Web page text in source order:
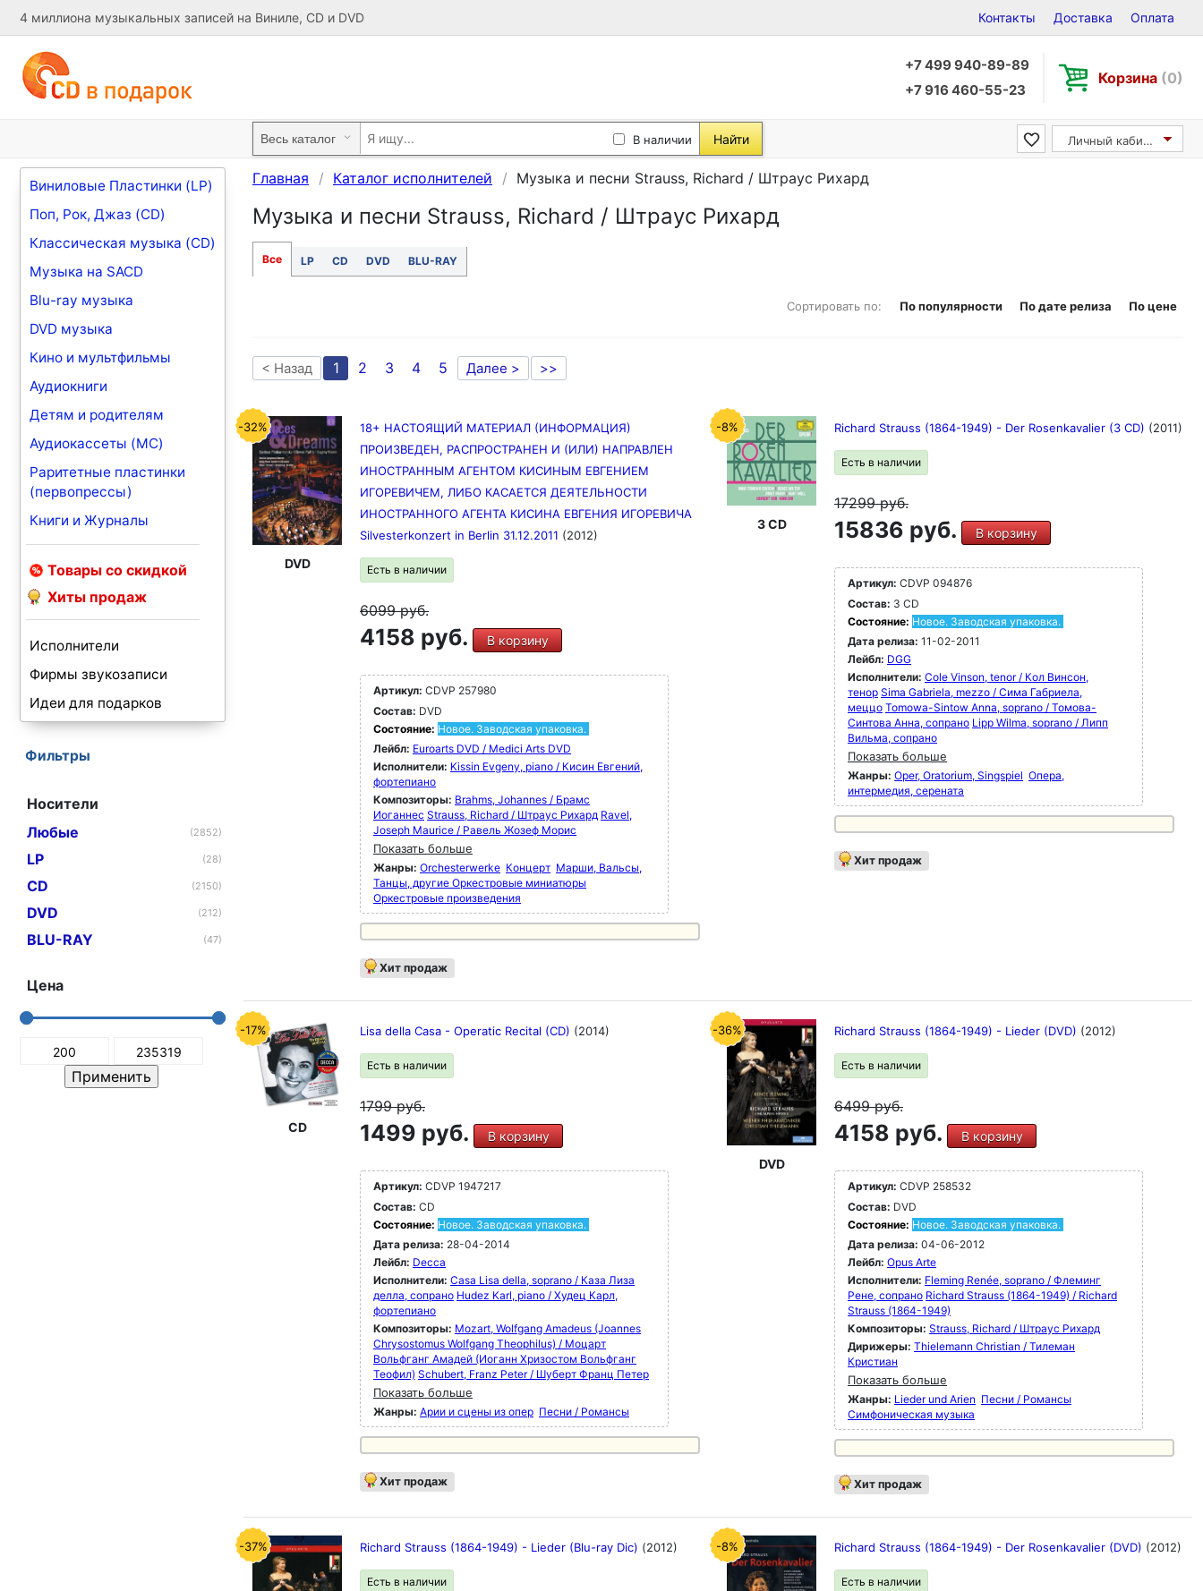
4 миллиона музыкальных записей на Виниле, CD и DVD Контакты Доставка Оплата
+7 499 940-89-89
+7 916 460-55-23
Корзина (0)
В наличии Найти Личный кабинет
Виниловые Пластинки (LP)
Поп, Рок, Джаз (CD)
Классическая музыка (CD)
Музыка на SACD
Blu-ray музыка
DVD музыка
Кино и мультфильмы
Аудиокниги
Детям и родителям
Аудиокассеты (MC)
Раритетные пластинки
(первопрессы)
Книги и Журналы
Товары со скидкой
Хиты продаж
Исполнители
Фирмы звукозаписи
Идеи для подарков
Фильтры
Носители
Любые
(2852)
LP (28)
CD (2150)
DVD (212)
BLU-RAY (47)
Цена
Главная Каталог исполнителей Музыка и песни Strauss, Richard / Штраус Рихард
Музыка и песни Strauss, Richard / Штраус Рихард
Все LP CD DVD BLU-RAY
Сортировать по: По популярности По дате релиза По цене
< Назад 1 2 3 4 5 Далее > >>
-32%
DVD
18+ НАСТОЯЩИЙ МАТЕРИАЛ (ИНФОРМАЦИЯ)
ПРОИЗВЕДЕН, РАСПРОСТРАНЕН И (ИЛИ) НАПРАВЛЕН
ИНОСТРАННЫМ АГЕНТОМ КИСИНЫМ ЕВГЕНИЕМ
ИГОРЕВИЧЕМ, ЛИБО КАСАЕТСЯ ДЕЯТЕЛЬНОСТИ
ИНОСТРАННОГО АГЕНТА КИСИНА ЕВГЕНИЯ ИГОРЕВИЧА
Silvesterkonzert in Berlin 31.12.2011 (2012)
Есть в наличии
6099руб.
4158 руб. В корзину
Артикул: CDVP 257980
Состав: DVD
Состояние: Новое. Заводская упаковка.
Лейбл: Euroarts DVD / Medici Arts DVD
Исполнители: Kissin Evgeny, piano / Кисин Евгений,
фортепиано
Композиторы: Brahms, Johannes / Брамс
Иоганнес Strauss, Richard / Штраус Рихард Ravel,
Joseph Maurice / Равель Жозеф Морис
Показать больше
Жанры: Orchesterwerke Концерт Марши, Вальсы,
Танцы, другие Оркестровые миниатюры
Оркестровые произведения
Хит продаж
-8%
3 CD
Richard Strauss (1864-1949) - Der Rosenkavalier (3 CD) (2011)
Есть в наличии
17299руб.
15836 руб. В корзину
Артикул: CDVP 094876
Состав: 3 CD
Состояние: Новое. Заводская упаковка.
Дата релиза: 11-02-2011
Лейбл: DGG
Исполнители: Cole Vinson, tenor / Кол Винсон,
тенор Sima Gabriela, mezzo / Сима Габриела,
меццо Tomowa-Sintow Anna, soprano / Томова-
Синтова Анна, сопрано Lipp Wilma, soprano / Липп
Вильма, сопрано
Показать больше
Жанры: Oper, Oratorium, Singspiel Опера,
интермедия, серената
Хит продаж
-17%
CD
Lisa della Casa - Operatic Recital (CD) (2014)
Есть в наличии
1799руб.
1499 руб. В корзину
Артикул: CDVP 1947217
Состав: CD
Состояние: Новое. Заводская упаковка.
Дата релиза: 28-04-2014
Лейбл: Decca
Исполнители: Casa Lisa della, soprano / Каза Лиза
делла, сопрано Hudez Karl, piano / Худец Карл,
фортепиано
Композиторы: Mozart, Wolfgang Amadeus (Joannes
Chrysostomus Wolfgang Theophilus) / Моцарт
Вольфганг Амадей (Иоганн Хризостом Вольфганг
Теофил) Schubert, Franz Peter / Шуберт Франц Петер
Показать больше
Жанры: Арии и сцены из опер Песни / Романсы
Хит продаж
-36%
DVD
Richard Strauss (1864-1949) - Lieder (DVD) (2012)
Есть в наличии
6499руб.
4158 руб. В корзину
Артикул: CDVP 258532
Состав: DVD
Состояние: Новое. Заводская упаковка.
Дата релиза: 04-06-2012
Лейбл: Opus Arte
Исполнители: Fleming Renée, soprano / Флеминг
Рене, сопрано Richard Strauss (1864-1949) / Richard
Strauss (1864-1949)
Композиторы: Strauss, Richard / Штраус Рихард
Дирижеры: Thielemann Christian / Тилеман
Кристиан
Показать больше
Жанры: Lieder und Arien Песни / Романсы
Симфоническая музыка
Хит продаж
-37% Richard Strauss (1864-1949) - Lieder (Blu-ray Dic) (2012)
Есть в наличии
-8% Richard Strauss (1864-1949) - Der Rosenkavalier (DVD) (2012)
Есть в наличии